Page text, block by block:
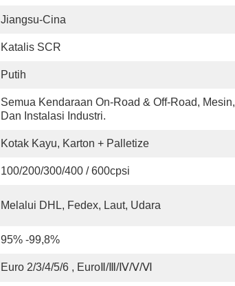
Jiangsu-Cina
Katalis SCR
Putih
Semua Kendaraan On-Road & Off-Road, Mesin,
Dan Instalasi Industri.
Kotak Kayu, Karton + Palletize
100/200/300/400 / 600cpsi
Melalui DHL, Fedex, Laut, Udara
95% -99,8%
Euro 2/3/4/5/6 , EuroⅡ/Ⅲ/Ⅳ/Ⅴ/Ⅵ